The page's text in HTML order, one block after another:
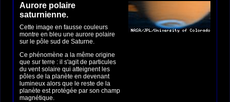
Aurore polaire
saturnienne.
Cette image en fausse couleurs
montre en bleu une aurore polaire
sur le pôle sud de Saturne.
Ce phénomène a la même origine
que sur terre : il s'agit de particules
du vent solaire qui atteignent les
pôles de la planète en devenant
lumineux alors que le reste de la
planète est protégée par son champ
magnétique.